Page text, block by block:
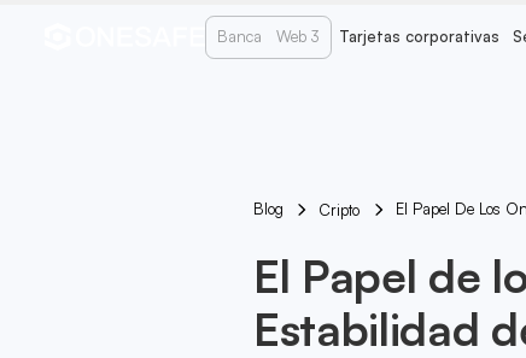
Banca Web 3 Tarjetas corporativas
Blog Cripto El Papel De Los
El Papel de
Estabilidad